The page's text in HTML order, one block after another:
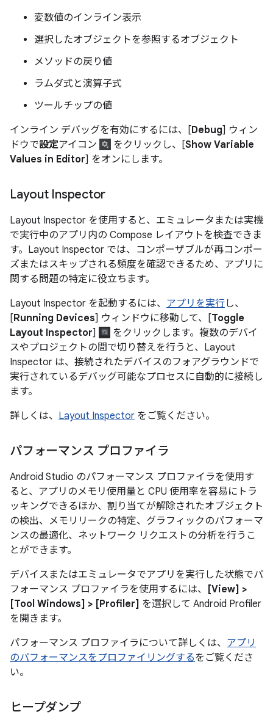
変数値のインライン表示
選択したオブジェクトを参照するオブジェクト
メソッドの戻り値
ラムダ式と演算子式
ツールチップの値
インライン デバッグを有効にするには、[Debug] ウィン
ドウで設定アイコン をクリックし、[Show Variable
Values in Editor] をオンにします。
Layout Inspector
Layout Inspector を使用すると、エミュレータまたは実機
で実行中のアプリ内の Compose レイアウトを検査できま
す。Layout Inspector では、コンポーザブルが再コンポー
ズまたはスキップされる頻度を確認できるため、アプリに
関する問題の特定に役立ちます。
Layout Inspector を起動するには、 アプリを実行し、
[Running Devices] ウィンドウに移動して、[Toggle
Layout Inspector]
をクリックします。複数のデバイ
スやプロジェクトの間で切り替えを行うと、Layout
Inspector は、接続されたデバイスのフォアグラウンドで
実行されているデバッグ可能なプロセスに自動的に接続し
ます。
詳しくは、 Layout Inspector をご覧ください。
パフォーマンス プロファイラ
Android Studio のパフォーマンス プロファイラを使用す
ると、アプリのメモリ使用量と CPU 使用率を容易にトラ
ッキングできるほか、割り当てが解除されたオブジェクト
の検出、メモリリークの特定、グラフィックのパフォーマ
ンスの最適化、ネットワーク リクエストの分析を行うこ
とができます。
デバイスまたはエミュレータでアプリを実行した状態でパ
フォーマンス プロファイラを使用するには、
[View] >
[Tool Windows] > [Profiler] を選択して Android Profiler
を開きます。
パフォーマンス プロファイラについて詳しくは、 アプリ
のパフォーマンスをプロファイリングするをご覧くださ
い。
ヒープダンプ